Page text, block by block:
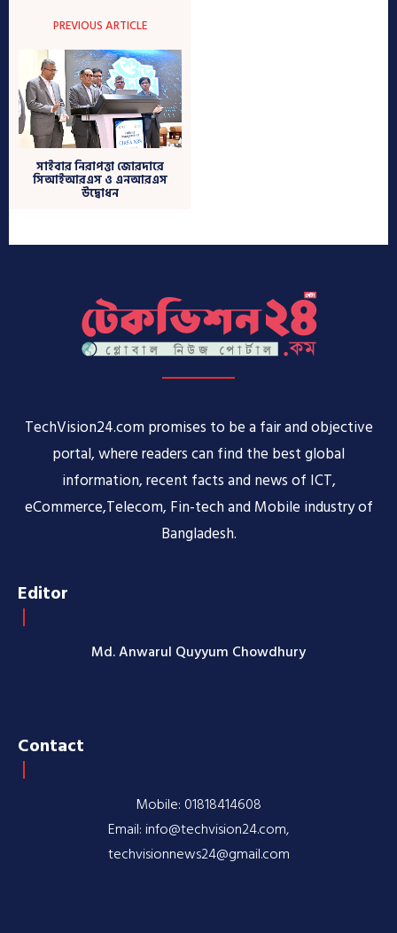
TechVision24.com promises to be a fair and objective
portal, where readers can find the best global
information, recent facts and news of ICT,
eCommerce,Telecom, Fin-tech and Mobile industry of
Bangladesh.
Editor
Md. Anwarul Quyyum Chowdhury
Contact
Mobile: 01818414608
Email: info@techvision24.com,
techvisionnews24@gmail.com